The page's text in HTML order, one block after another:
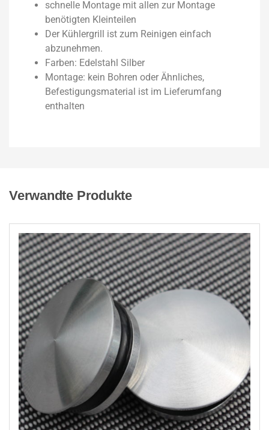
schnelle Montage mit allen zur Montage
benötigten Kleinteilen
Der Kühlergrill ist zum Reinigen einfach
abzunehmen.
Farben: Edelstahl Silber
Montage: kein Bohren oder Ähnliches,
Befestigungsmaterial ist im Lieferumfang
enthalten
Verwandte Produkte